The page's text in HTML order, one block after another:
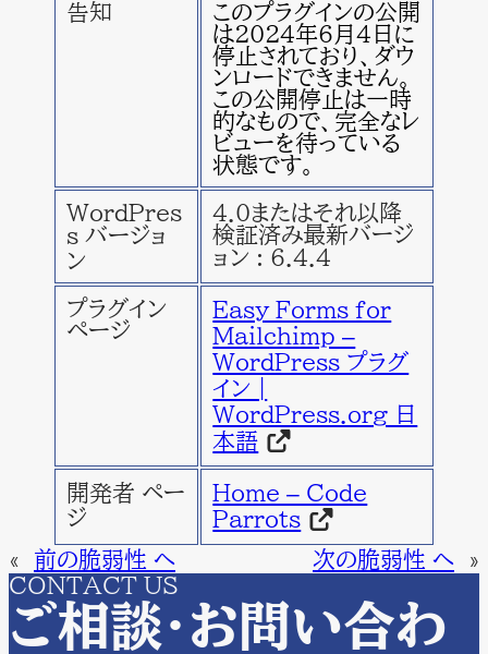
告知
このプラグインの公開
は2024年6月4日に
停止されており、ダウ
ンロードできません。
この公開停止は一時
的なもので、完全なレ
ビューを待っている
状態です。
WordPres
s バージョ
ン
4.0またはそれ以降
検証済み最新バージ
ョン : 6.4.4
プラグイン
ページ
Easy Forms for
Mailchimp –
WordPress プラグ
イン |
WordPress.org 日
本語
開発者 ペー
ジ
Home – Code
Parrots
«
前の脆弱性 へ 次の脆弱性 へ
»
CONTACT US
ご相談・お問い合わ